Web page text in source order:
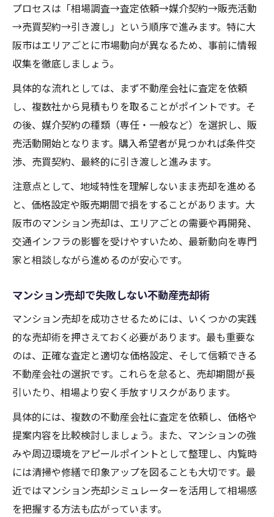
不動産売却で押さえたい大阪市の相場変動
大阪市マンションの相場動向と不動産売却
不動産売却に役立つ大阪市内の価格推移分
析
マンション売却相場から見る最適な売り時
大阪市の不動産売却を有利にする相場理解
相場変動を活かした不動産売却の進め方
売却成功を導く大阪市マンション査定の極意
大阪市で失敗しない査定ポイント徹底解説
正確な査定が不動産売却の成否を分ける理
由
マンション査定で高評価を得るための工夫
今どきの不動産売却シミュレーター活用法
不動産売却シミュレーターの使い方と効果
マンション売却シミュレーターで価格を把
握
大阪市で注目の不動産売却ツール徹底比較
シミュレーションで不動産売却の不安を解
消
売却前に試すべきマンション査定シミュレ
ーター
高値売却へ導く相場データの見極め方
不動産売却で必須の相場データ分析術
プロセスは「相場調査→査定依頼→媒介契約→販売活動
→売買契約→引き渡し」という順序で進みます。特に大
阪市はエリアごとに市場動向が異なるため、事前に情報
収集を徹底しましょう。
具体的な流れとしては、まず不動産会社に査定を依頼
し、複数社から見積もりを取ることがポイントです。そ
の後、媒介契約の種類（専任・一般など）を選択し、販
売活動開始となります。購入希望者が見つかれば条件交
渉、売買契約、最終的に引き渡しと進みます。
注意点として、地域特性を理解しないまま売却を進める
と、価格設定や販売期間で損をすることがあります。大
阪市のマンション売却は、エリアごとの需要や再開発、
交通インフラの影響を受けやすいため、最新動向を専門
家と相談しながら進めるのが安心です。
マンション売却で失敗しない不動産売却術
マンション売却を成功させるためには、いくつかの実践
的な売却術を押さえておく必要があります。最も重要な
のは、正確な査定と適切な価格設定、そして信頼できる
不動産会社の選択です。これらを怠ると、売却期間が長
引いたり、相場より安く手放すリスクがあります。
具体的には、複数の不動産会社に査定を依頼し、価格や
提案内容を比較検討しましょう。また、マンションの強
みや周辺環境をアピールポイントとして整理し、内覧時
には清掃や修繕で印象アップを図ることも大切です。最
近ではマンション売却シミュレーターを活用して相場感
を把握する方法も広がっています。